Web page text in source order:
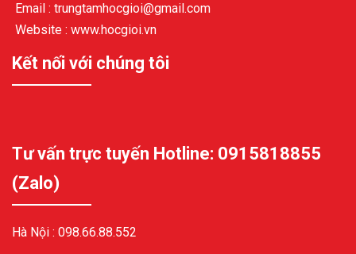
Email : trungtamhocgioi@gmail.com
Website : www.hocgioi.vn
Kết nối với chúng tôi
Tư vấn trực tuyến Hotline: 0915818855
(Zalo)
Hà Nội : 098.66.88.552